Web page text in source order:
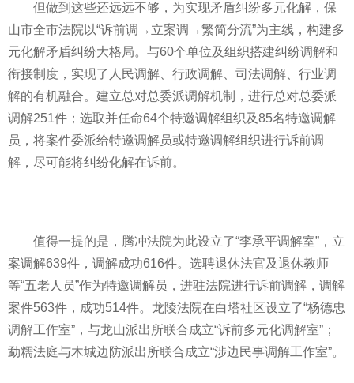
但做到这些还远远不够，为实现矛盾纠纷多元化解，保
山市全市法院以“诉前调→立案调→繁简分流”为主线，构建多
元化解矛盾纠纷大格局。与60个单位及组织搭建纠纷调解和
衔接制度，实现了人民调解、行政调解、司法调解、行业调
解的有机融合。建立总对总委派调解机制，进行总对总委派
调解251件；选取并任命64个特邀调解组织及85名特邀调解
员，将案件委派给特邀调解员或特邀调解组织进行诉前调
解，尽可能将纠纷化解在诉前。
值得一提的是，腾冲法院为此设立了“李承平调解室”，立
案调解639件，调解成功616件。选聘退休法官及退休教师
等“五老人员”作为特邀调解员，进驻法院进行诉前调解，调解
案件563件，成功514件。龙陵法院在白塔社区设立了“杨德忠
调解工作室”，与龙山派出所联合成立“诉前多元化调解室”；
勐糯法庭与木城边防派出所联合成立“涉边民事调解工作室”。